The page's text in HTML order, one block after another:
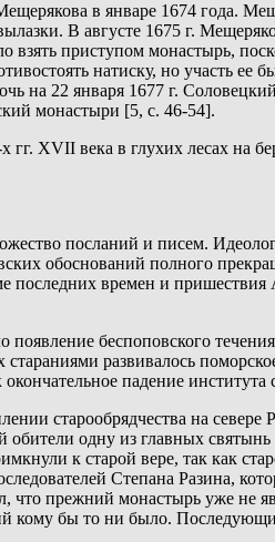
в январе 1674 года.
В августе 1675 г.
приступом монастырь,
натиску, но участь
на 22 января 1677 г.
монастыри [5, с. 46-54].
XVII века в глухих лесах на
посланий и писем.
обоснований полного
последних времен и
появление беспоповского
развивалось
падение института
старообрядчества на
одну из главных
к старой вере, так как
Степана Разина,
что прежний монастырь уже не
кому бы то ни было.